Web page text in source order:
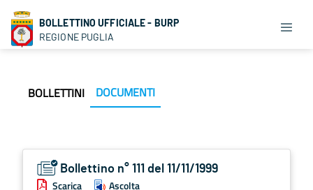
BOLLETTINO UFFICIALE - BURP
REGIONE PUGLIA
BOLLETTINI DOCUMENTI
Bollettino n° 111 del 11/11/1999
Scarica Ascolta